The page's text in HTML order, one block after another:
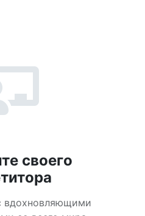
своего
вдохновляющими